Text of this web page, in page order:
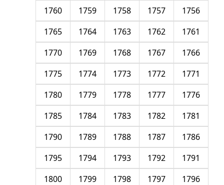
1756
1757
1758
1759
1760
1761
1762
1763
1764
1765
1766
1767
1768
1769
1770
1771
1772
1773
1774
1775
1776
1777
1778
1779
1780
1781
1782
1783
1784
1785
1786
1787
1788
1789
1790
1791
1792
1793
1794
1795
1796
1797
1798
1799
1800